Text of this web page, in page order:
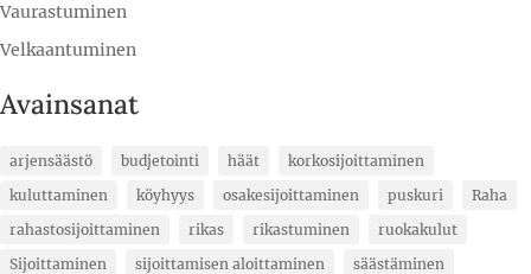
Vaurastuminen
Velkaantuminen
Avainsanat
arjensäästö budjetointi häät
korkosijoittaminen
kuluttaminen
köyhyys osakesijoittaminen puskuri
Raha
rahastosijoittaminen
rikas rikastuminen
ruokakulut
Sijoittaminen
sijoittamisen aloittaminen
säästäminen